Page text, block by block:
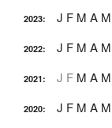
2023: J F M A M
2022: J F M A M
2021: J F M A M
2020: J F M A M